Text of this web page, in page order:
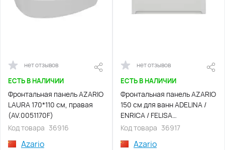
нет отзывов
ЕСТЬ В НАЛИЧИИ
Фронтальная панель AZARIO
LAURA 170*110 см, правая
(AV.0051170F)
Код товара 36916
Azario
нет отзывов
ЕСТЬ В НАЛИЧИИ
Фронтальная панель AZARIO
150 см для ванн ADELINA /
ENRICA / FELISA
(AV.0010150F)
Код товара 36917
Azario